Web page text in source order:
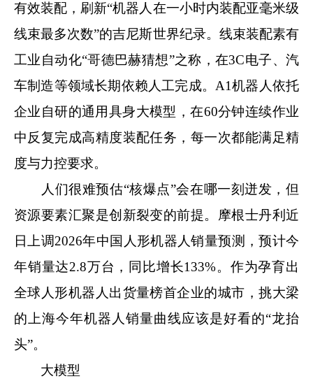
有效装配，刷新“机器人在一小时内装配亚毫米级
线束最多次数”的吉尼斯世界纪录。线束装配素有
工业自动化“哥德巴赫猜想”之称，在3C电子、汽
车制造等领域长期依赖人工完成。A1机器人依托
企业自研的通用具身大模型，在60分钟连续作业
中反复完成高精度装配任务，每一次都能满足精
度与力控要求。
人们很难预估“核爆点”会在哪一刻迸发，但
资源要素汇聚是创新裂变的前提。摩根士丹利近
日上调2026年中国人形机器人销量预测，预计今
年销量达2.8万台，同比增长133%。作为孕育出
全球人形机器人出货量榜首企业的城市，挑大梁
的上海今年机器人销量曲线应该是好看的“龙抬
头”。
大模型